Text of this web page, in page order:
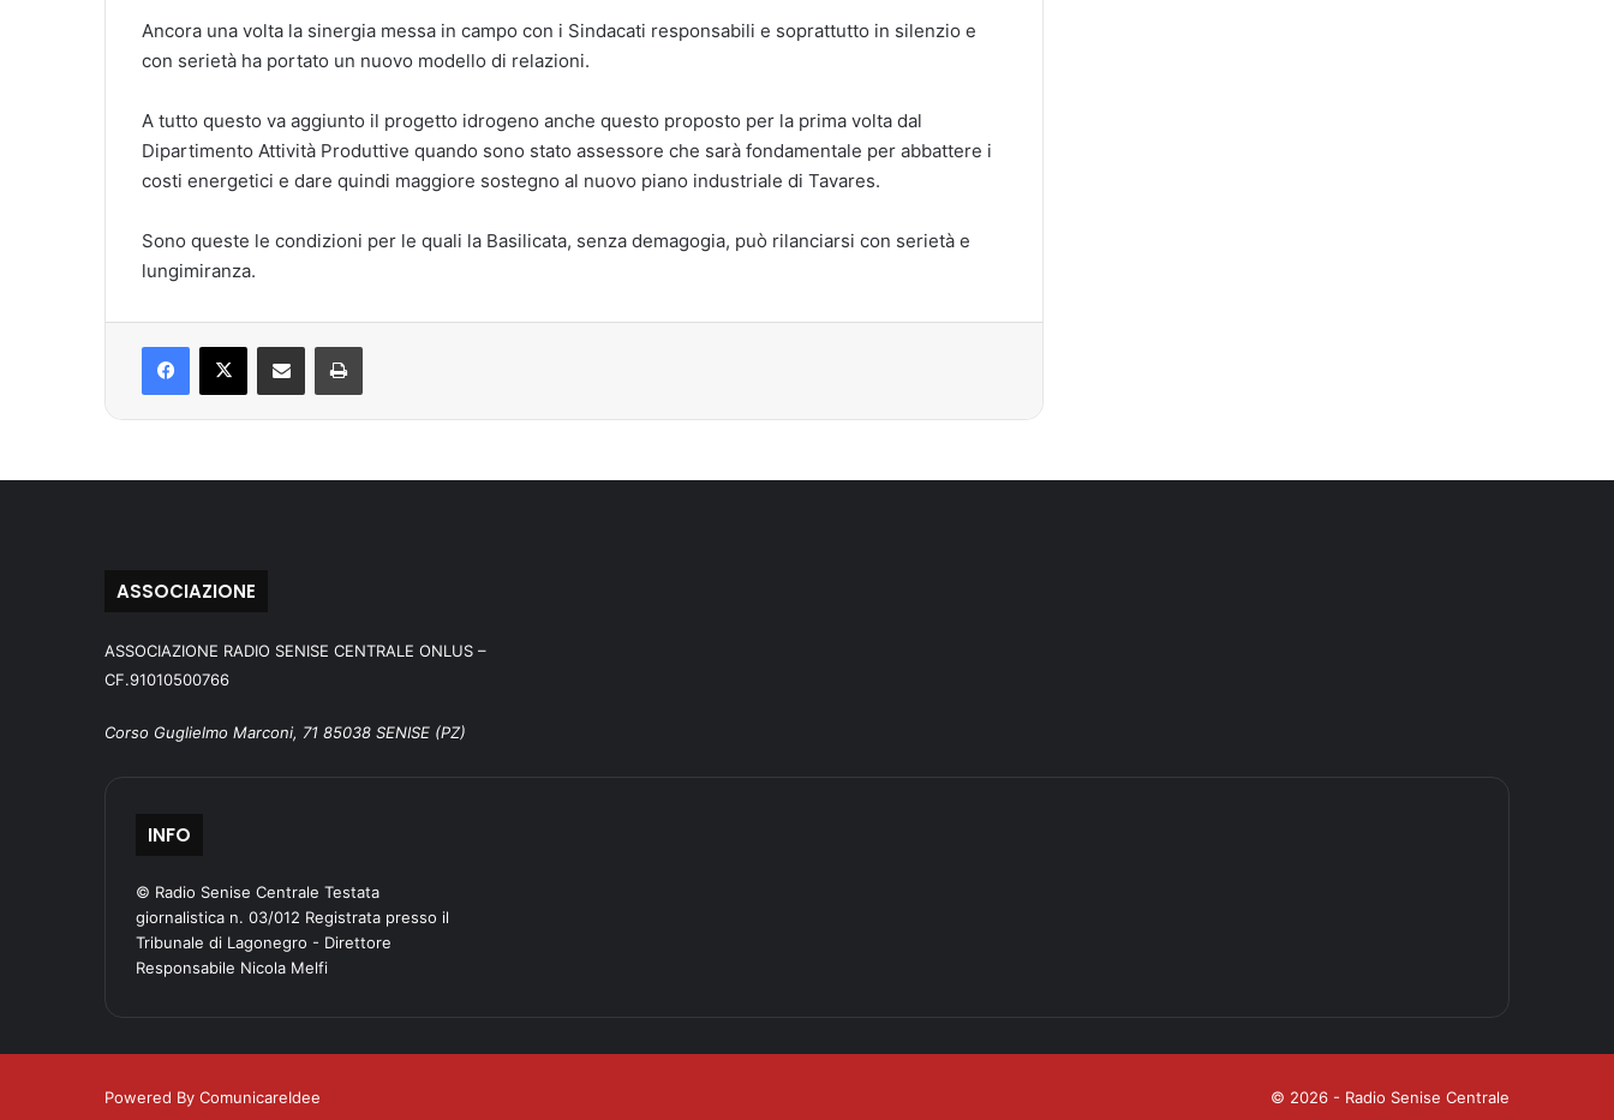
Ancora una volta la sinergia messa in campo con i Sindacati responsabili e soprattutto in silenzio e
con serietà ha portato un nuovo modello di relazioni.
A tutto questo va aggiunto il progetto idrogeno anche questo proposto per la prima volta dal
Dipartimento Attività Produttive quando sono stato assessore che sarà fondamentale per abbattere i
costi energetici e dare quindi maggiore sostegno al nuovo piano industriale di Tavares.
Sono queste le condizioni per le quali la Basilicata, senza demagogia, può rilanciarsi con serietà e
lungimiranza.
ASSOCIAZIONE
ASSOCIAZIONE RADIO SENISE CENTRALE ONLUS –
CF.91010500766
Corso Guglielmo Marconi, 71 85038 SENISE (PZ)
INFO
© Radio Senise Centrale Testata
giornalistica n. 03/012 Registrata presso il
Tribunale di Lagonegro - Direttore
Responsabile Nicola Melfi
Powered By ComunicareIdee © 2026 - Radio Senise Centrale